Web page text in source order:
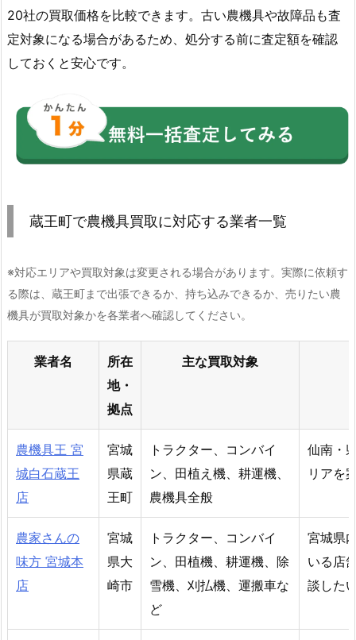
20社の買取価格を比較できます。古い農機具や故障品も査
定対象になる場合があるため、処分する前に査定額を確認
しておくと安心です。
蔵王町で農機具買取に対応する業者一覧
※対応エリアや買取対象は変更される場合があります。実際に依頼す
る際は、蔵王町まで出張できるか、持ち込みできるか、売りたい農
機具が買取対象かを各業者へ確認してください。
業者名
所在
地・
拠点
主な買取対象
農機具王 宮
城白石蔵王
店
宮城
県蔵
王町
トラクター、コンバイ
ン、田植え機、耕運機、
農機具全般
仙南・
リアを
農家さんの
味方 宮城本
店
宮城
県大
崎市
トラクター、コンバイ
ン、田植機、耕運機、除
雪機、刈払機、運搬車な
ど
宮城県
いる店
談した